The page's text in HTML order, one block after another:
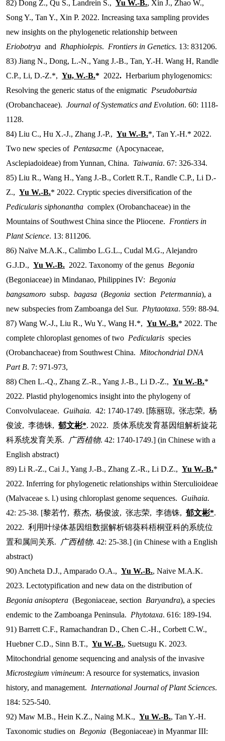
82) Dong Z., Qu S., Landrein S., Yu W.-B., Xin J., Zhao W.,
Song Y., Tan Y., Xin P. 2022. Increasing taxa sampling provides
new insights on the phylogenetic relationship between
Eriobotrya and Rhaphiolepis. Frontiers in Genetics. 13: 831206.
83) Jiang N., Dong, L.-N., Yang J.-B., Tan, Y.-H. Wang H, Randle
C.P., Li, D.-Z.*, Yu, W.-B.* 2022. Herbarium phylogenomics:
Resolving the generic status of the enigmatic Pseudobartsia
(Orobanchaceae). Journal of Systematics and Evolution. 60: 1118-
1128.
84) Liu C., Hu X.-J., Zhang J.-P., Yu W.-B.*, Tan Y.-H.* 2022.
Two new species of Pentasacme (Apocynaceae,
Asclepiadoideae) from Yunnan, China. Taiwania. 67: 326-334.
85) Liu R., Wang H., Yang J.-B., Corlett R.T., Randle C.P., Li D.-
Z., Yu W.-B.* 2022. Cryptic species diversification of the
Pedicularis siphonantha complex (Orobanchaceae) in the
Mountains of Southwest China since the Pliocene. Frontiers in
Plant Science. 13: 811206.
86) Naïve M.A.K., Calimbo L.G.L., Cudal M.G., Alejandro
G.J.D., Yu W.-B. 2022. Taxonomy of the genus Begonia
(Begoniaceae) in Mindanao, Philippines IV: Begonia
bangsamoro subsp. bagasa (Begonia section Petermannia), a
new subspecies from Zamboanga del Sur. Phytaotaxa. 559: 88-94.
87) Wang W.-J., Liu R., Wu Y., Wang H.*, Yu W.-B.* 2022. The
complete chloroplast genomes of two Pedicularis species
(Orobanchaceae) from Southwest China. Mitochondrial DNA
Part B. 7: 971-973,
88) Chen L.-Q., Zhang Z.-R., Yang J.-B., Li D.-Z., Yu W.-B.*
2022. Plastid phylogenomics insight into the phylogeny of
Convolvulaceae. Guihaia. 42: 1740-1749. [陈丽琼, 张志荣, 杨
俊波, 李德铢, 郁文彬*. 2022.
质体系统发育基因组解析旋花
科系统发育关系. 广西植物. 42: 1740-1749.] (in Chinese with a
English abstract)
89) Li R.-Z., Cai J., Yang J.-B., Zhang Z.-R., Li D.Z., Yu W.-B.*
2022. Inferring for phylogenetic relationships within Sterculioideae
(Malvaceae s. l.) using chloroplast genome sequences. Guihaia.
42: 25-38. [黎若竹, 蔡杰, 杨俊波, 张志荣, 李德铢, 郁文彬*.
2022. 利用叶绿体基因组数据解析锦葵科梧桐亚科的系统位
置和属间关系. 广西植物. 42: 25-38.] (in Chinese with a English
abstract)
90) Ancheta D.J., Amparado O.A., Yu W.-B., Naive M.A.K.
2023. Lectotypification and new data on the distribution of
Begonia anisoptera (Begoniaceae, section Baryandra), a species
endemic to the Zamboanga Peninsula. Phytotaxa. 616: 189-194.
91) Barrett C.F., Ramachandran D., Chen C.-H., Corbett C.W.,
Huebner C.D., Sinn B.T., Yu W.-B., Suetsugu K. 2023.
Mitochondrial genome sequencing and analysis of the invasive
Microstegium vimineum: A resource for systematics, invasion
history, and management. International Journal of Plant Sciences.
184: 525-540.
92) Maw M.B., Hein K.Z., Naing M.K., Yu W.-B., Tan Y.-H.
Taxonomic studies on Begonia (Begoniaceae) in Myanmar III: